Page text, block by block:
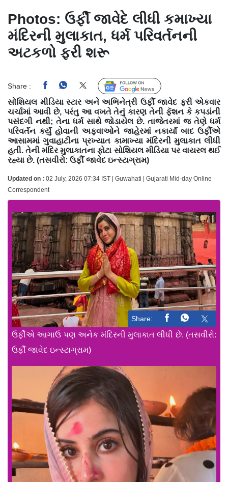
Photos: ઉર્ફી જાવેદે લીધી કમાખ્યા
મંદિરની મુલાકાત, ધર્મ પરિવર્તનની
અટકળો ફરી શરૂ
Share : Follow Us
સોશિયલ મીડિયા સ્ટાર અને અભિનેત્રી ઉર્ફી જાવેદ ફરી એકવાર
ચર્ચામાં આવી છે, પરંતુ આ વખતે તેનું કારણ તેની ફૅશન કે કપડાંની
પસંદગી નથી; તેના ધર્મ સાથે જોડાયેલ છે. તાજેતરમાં જ તેણે ધર્મ
પરિવર્તન કર્યું હોવાની અફવાઓને જાહેરમાં નકાર્યા બાદ ઉર્ફીએ
આસામમાં ગુવાહાટીના પ્રખ્યાત કામાખ્યા મંદિરની મુલાકાત લીધી
હતી. તેની મંદિર મુલાકાતના ફોટા સોશિયલ મીડિયા પર વાયરલ થઈ
રહ્યા છે. (તસવીરો: ઉર્ફી જાવેદ ઇન્સ્ટાગ્રામ)
Updated on : 02 July, 2026 07:34 IST | Guwahati | Gujarati Mid-day Online
Correspondent
Share:
ઉર્ફીએ આગાઉ પણ અનેક મંદિરની મુલાકાત લીધી છે. (તસવીરો:
ઉર્ફી જાવેદ ઇન્સ્ટાગ્રામ)